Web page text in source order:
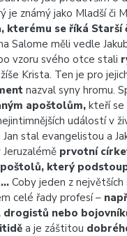
je známý jako Mladší či
kterému se říká Starší
Salome měli vedle
vzoru svého otce stali
Krista. Ten je pro
nazval syny hromu.
apoštolům, kteří se
událostí v
stal evangelistou a
prvotní
který
Coby jeden z největších
celé řady profesí –
nebo
a je záštitou